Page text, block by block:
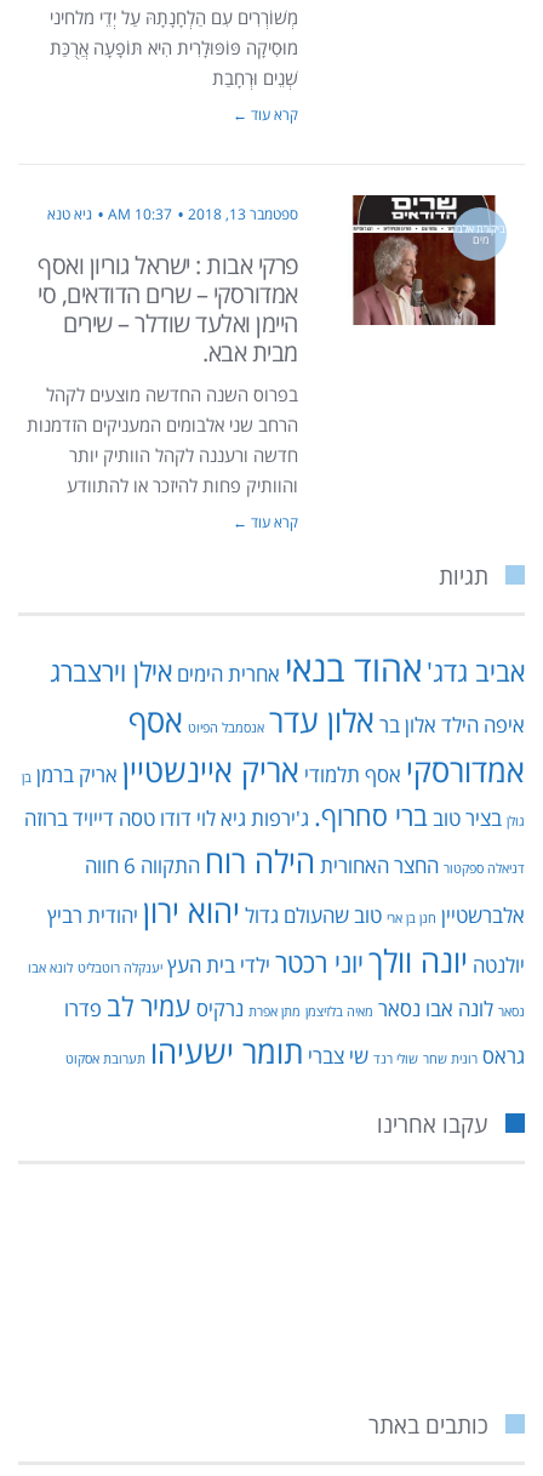
מְשׁוֹרְרִים עִם הַלְחָנָתָהּ עַל יְדֵי מלחיני
מוּסִיקָה פּוֹפּוּלָרִית הִיא תּוֹפָעָה אֲרֻכַּת
שְׁנֵים וּרְחָבַת
קרא עוד ←
ביקורת אלבו
מים
ספטמבר 13, 2018 10:37 AM גיא טנא
פרקי אבות : ישראל גוריון ואסף
אמדורסקי – שרים הדודאים, סי
היימן ואלעד שודלר – שירים
מבית אבא.
בפרוס השנה החדשה מוצעים לקהל
הרחב שני אלבומים המעניקים הזדמנות
חדשה ורעננה לקהל הוותיק יותר
והוותיק פחות להיזכר או להתוודע
קרא עוד ←
תגיות
אביב גדג' אהוד בנאי אחרית הימים אילן וירצברג
איפה הילד אלון בר אלון עדר אנסמבל הפיוט אסף
אמדורסקי אסף תלמודי אריק איינשטיין אריק ברמן בן
גולן בציר טובברי סחרוף. ג'ירפות גיא לוי דודו טסה דייויד ברוזה
דניאלה ספקטור החצר האחורית הילה רוח התקווה 6
חווה
אלברשטיין חנן בן ארי טוב שהעולם גדול יהוא ירון יהודית רביץ
יולנטה יונה וולךיוני רכטר ילדי בית העץ יענקלה רוטבליט לונא אבו
נסאר לונה אבו נסאר מאיה בלזיצמן מתן אפרת נרקיס עמיר לב פדרו
גראס רונית שחר שולי רנד שי צברי תומר ישעיהו תערובת אסקוט
עקבו אחרינו
כותבים באתר